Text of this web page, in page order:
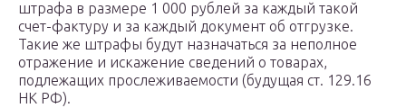
штрафа в размере 1 000 рублей за каждый такой
счет-фактуру и за каждый документ об отгрузке.
Такие же штрафы будут назначаться за неполное
отражение и искажение сведений о товарах,
подлежащих прослеживаемости (будущая ст. 129.16
НК РФ).